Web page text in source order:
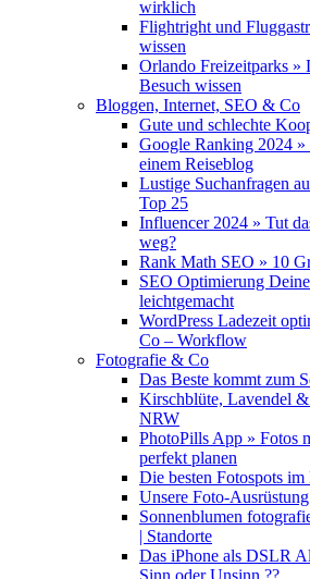
wirklich
Flightright und
wissen
Orlando Freizeitparks »
Besuch wissen
Bloggen, Internet, SEO & Co
Gute und schlechte
Google Ranking 2024
einem Reiseblog
Lustige Suchanfragen
Top 25
Influencer 2024 » Tut
weg?
Rank Math SEO » 10
SEO Optimierung
leichtgemacht
WordPress Ladezeit
Co – Workflow
Fotografie & Co
Das Beste kommt zum
Kirschblüte, Lavendel
NRW
PhotoPills App » Fotos
perfekt planen
Die besten Fotospots
Unsere Foto-Ausrüstung
Sonnenblumen
| Standorte
Das iPhone als DSLR
Sinn oder Unsinn ??